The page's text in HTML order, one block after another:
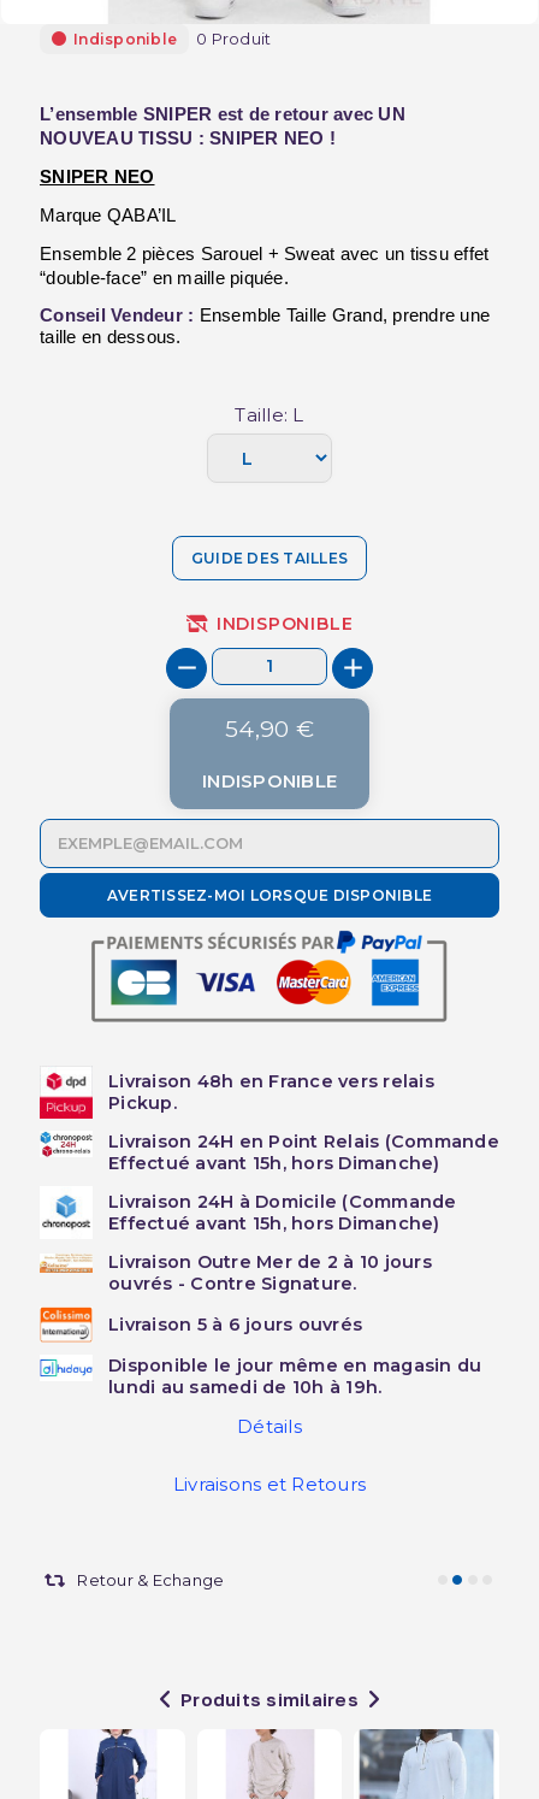
Indisponible 0 Produit
L’ensemble SNIPER est de retour avec UN
NOUVEAU TISSU : SNIPER NEO !
SNIPER NEO
Marque QABA’IL
Ensemble 2 pièces Sarouel + Sweat avec un tissu effet
“double-face” en maille piquée.
Conseil Vendeur : Ensemble Taille Grand, prendre une
taille en dessous.
Taille: L
GUIDE DES TAILLES
INDISPONIBLE
54,90 €
INDISPONIBLE
AVERTISSEZ-MOI LORSQUE DISPONIBLE
Livraison 48h en France vers relais
Pickup.
Livraison 24H en Point Relais (Commande
Effectué avant 15h, hors Dimanche)
Livraison 24H à Domicile (Commande
Effectué avant 15h, hors Dimanche)
Livraison Outre Mer de 2 à 10 jours
ouvrés - Contre Signature.
Livraison 5 à 6 jours ouvrés
Disponible le jour même en magasin du
lundi au samedi de 10h à 19h.
Détails
Livraisons et Retours
Retour & Echange
Produits similaires